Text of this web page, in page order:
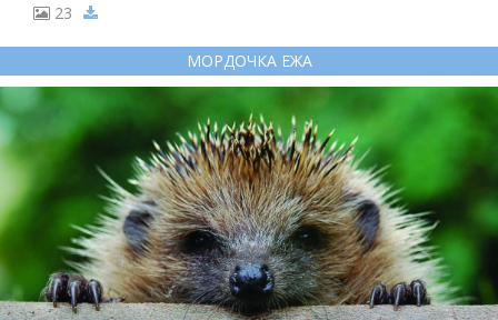
23
МОРДОЧКА ЕЖА